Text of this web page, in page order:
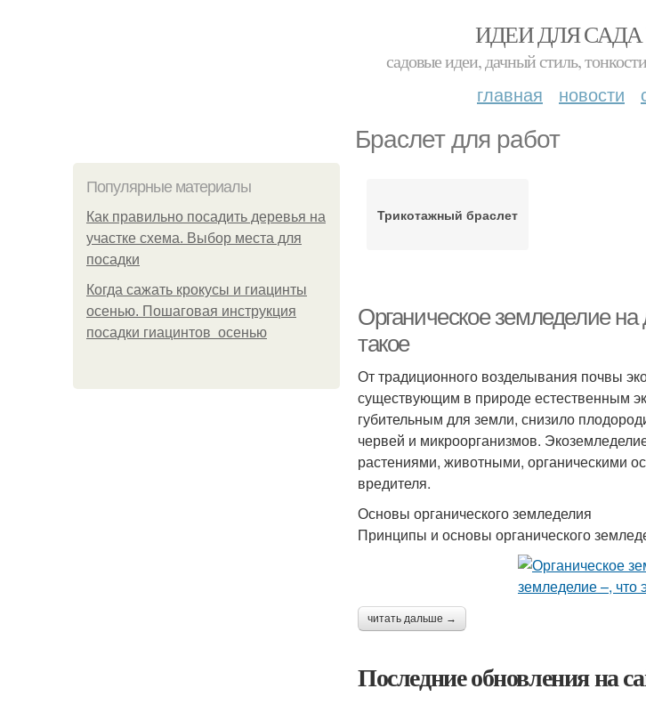
ИДЕИ ДЛЯ
садовые идеи, дачный стиль,
главная новости
Браслет для работ
Популярные материалы
Как правильно посадить деревья на
участке схема. Выбор места для
посадки
Когда сажать крокусы и гиацинты
осенью. Пошаговая инструкция
посадки гиацинтов осенью
Трикотажный браслет
Органическое земледелие на
такое
От традиционного возделывания почвы
существующим в природе естественным
губительным для земли, снизило
червей и микроорганизмов.
растениями, животными, органическими
вредителя.
Основы органического земледелия
Принципы и основы органического
читать дальше →
Последние обновления на